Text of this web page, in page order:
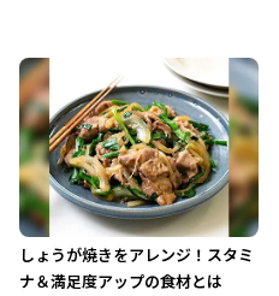
しょうが焼きをアレンジ！スタミ
ナ＆満足度アップの食材とは